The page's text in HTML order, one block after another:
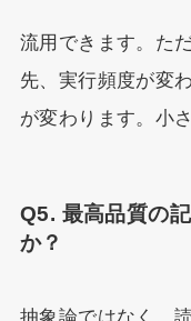
流用できます。た
先、実行頻度が変
が変わります。小
Q5. 最高品質の
か？